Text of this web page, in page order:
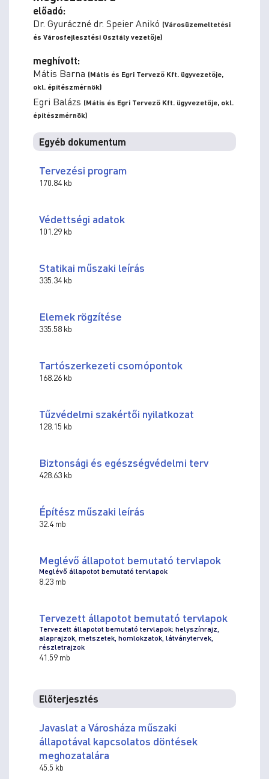
előadó:
Dr. Gyuráczné dr. Speier Anikó (Városüzemeltetési
és Városfejlesztési Osztály vezetője)
meghívott:
Mátis Barna (Mátis és Egri Tervező Kft. ügyvezetője,
okl. építészmérnök)
Egri Balázs (Mátis és Egri Tervező Kft. ügyvezetője, okl.
építészmérnök)
Egyéb dokumentum
Tervezési program
170.84 kb
Védettségi adatok
101.29 kb
Statikai műszaki leírás
335.34 kb
Elemek rögzítése
335.58 kb
Tartószerkezeti csomópontok
168.26 kb
Tűzvédelmi szakértői nyilatkozat
128.15 kb
Biztonsági és egészségvédelmi terv
428.63 kb
Építész műszaki leírás
32.4 mb
Meglévő állapotot bemutató tervlapok
Meglévő állapotot bemutató tervlapok
8.23 mb
Tervezett állapotot bemutató tervlapok
Tervezett állapotot bemutató tervlapok: helyszínrajz,
alaprajzok, metszetek, homlokzatok, látványtervek,
részletrajzok
41.59 mb
Előterjesztés
Javaslat a Városháza műszaki
állapotával kapcsolatos döntések
meghozatalára
45.5 kb